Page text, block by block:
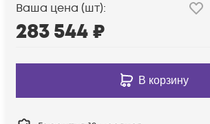
Ваша цена (шт):
283 544₽
В корзину